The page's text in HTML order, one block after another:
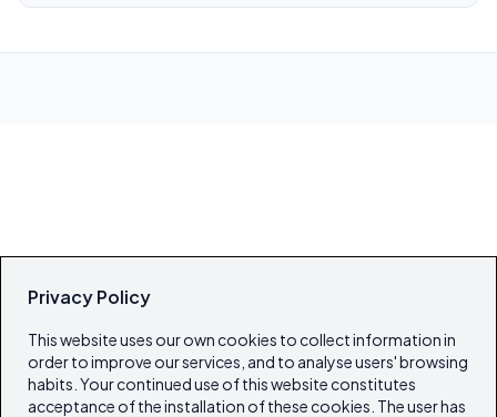
Privacy Policy
This website uses our own cookies to collect information in
order to improve our services, and to analyse users' browsing
habits. Your continued use of this website constitutes
acceptance of the installation of these cookies. The user has